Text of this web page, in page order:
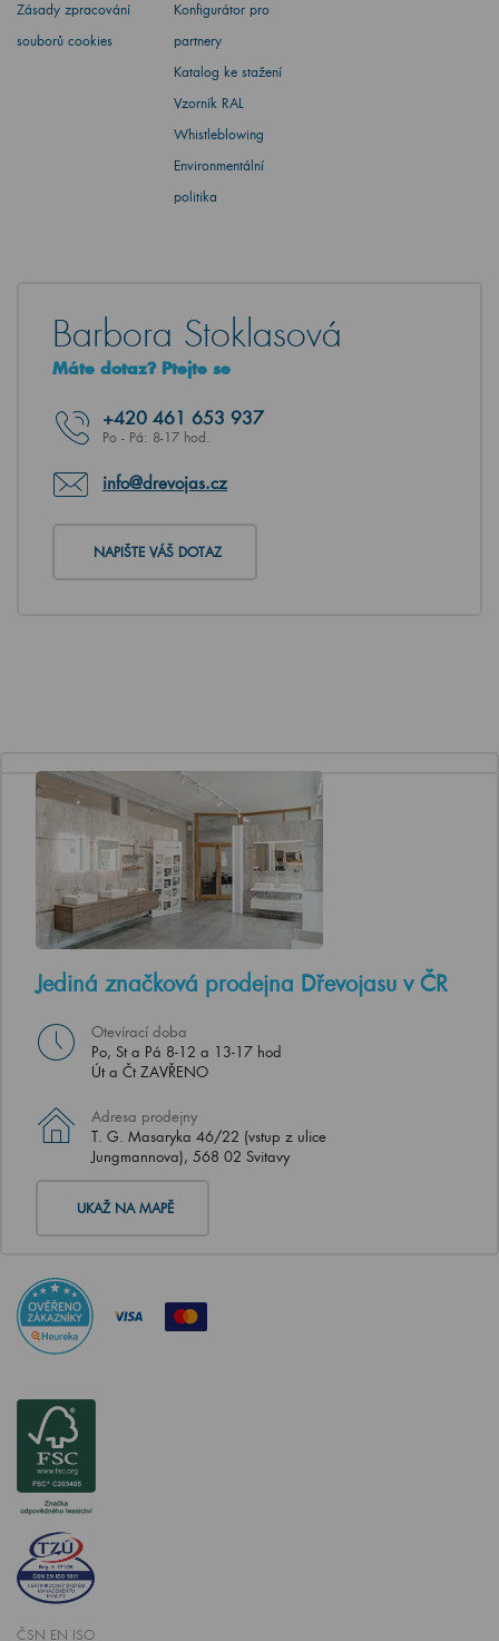
Zásady zpracování
souborů cookies
Konfigurátor pro
partnery
Katalog ke stažení
Vzorník RAL
Whistleblowing
Environmentální
politika
Barbora Stoklasová
Máte dotaz? Ptejte se
+420 461 653 937
Po - Pá: 8-17 hod.
info@drevojas.cz
NAPIŠTE VÁŠ DOTAZ
Jediná značková prodejna Dřevojasu v ČR
Otevírací doba
Po, St a Pá 8-12 a 13-17 hod
Út a Čt ZAVŘENO
Adresa prodejny
T. G. Masaryka 46/22 (vstup z ulice
Jungmannova), 568 02 Svitavy
UKAŽ NA MAPĚ
ČSN EN ISO